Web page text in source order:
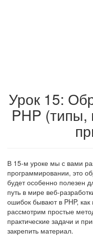
Урок 15:
PHP (типы,
В 15-м уроке мы с вами
программировании, это
будет особенно полезен
путь в мире веб-
ошибок бывают в PHP, как
рассмотрим простые
практические задачи и
закрепить материал.